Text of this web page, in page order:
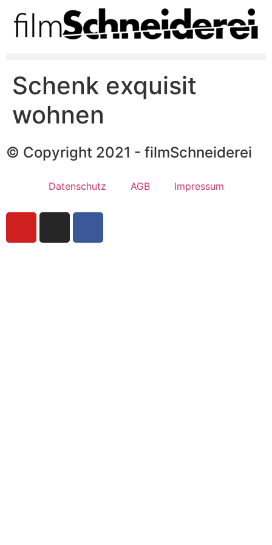
Schenk exquisit
wohnen
© Copyright 2021 - filmSchneiderei
Datenschutz AGB Impressum